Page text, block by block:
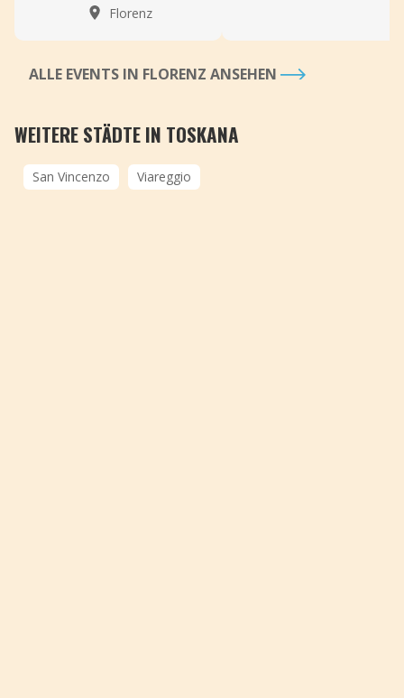
Florenz
ALLE EVENTS IN FLORENZ ANSEHEN
WEITERE STÄDTE IN TOSKANA
San Vincenzo Viareggio